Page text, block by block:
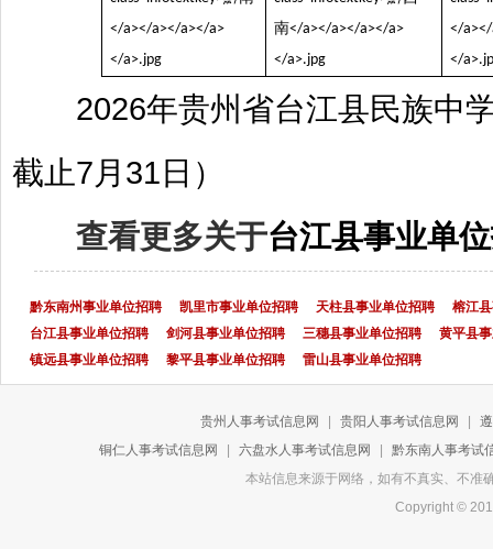
2026年贵州省台江县民族中
截止7月31日）
查看更多关于台江县事业单
黔东南州事业单位招聘 凯里市事业单位招聘 天柱县事业单位招聘
榕江
台江县事业单位招聘
剑河县事业单位招聘 三穗县事业单位招聘
黄平县
镇远县事业单位招聘
黎平县事业单位招聘 雷山县事业单位招聘
贵州人事考试信息网 贵阳人事考试信息网
铜仁人事考试信息网
六盘水人事考试信息网
黔东南人事考试
本站信息来源于网络，如有不真实、不
Copyright ©